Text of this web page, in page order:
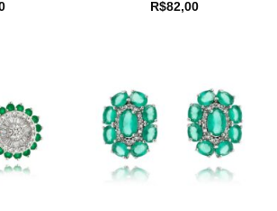
R$82,00